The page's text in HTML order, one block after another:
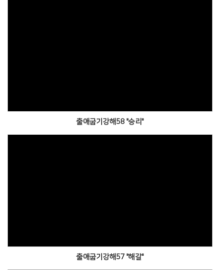
출애굽기강해58 "승리"
출애굽기강해57 "해갈"